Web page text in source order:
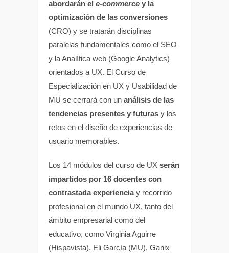
abordarán el e-commerce y la
optimización de las conversiones
(CRO) y se tratarán disciplinas
paralelas fundamentales como el SEO
y la Analítica web (Google Analytics)
orientados a UX. El Curso de
Especialización en UX y Usabilidad de
MU se cerrará con un análisis de las
tendencias presentes y futuras y los
retos en el diseño de experiencias de
usuario memorables.
Los 14 módulos del curso de UX serán
impartidos por 16 docentes con
contrastada experienciay recorrido
profesional en el mundo UX, tanto del
ámbito empresarial como del
educativo, como Virginia Aguirre
(Hispavista), Eli García (MU), Ganix